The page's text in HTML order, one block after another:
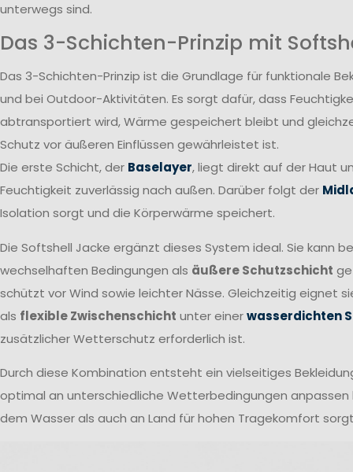
unterwegs sind.
Das 3-Schichten-Prinzip mit
Das 3-Schichten-Prinzip ist die Grundlage für funktionale
und bei Outdoor-Aktivitäten. Es sorgt dafür, dass
abtransportiert wird, Wärme gespeichert bleibt und
Schutz vor äußeren Einflüssen gewährleistet ist.
Die erste Schicht, der Baselayer, liegt direkt auf der Haut
Feuchtigkeit zuverlässig nach außen. Darüber folgt der
Isolation sorgt und die Körperwärme speichert.
Die Softshell Jacke ergänzt dieses System ideal. Sie kann
wechselhaften Bedingungen als äußere Schutzschicht
schützt vor Wind sowie leichter Nässe. Gleichzeitig eignet
als flexible Zwischenschicht unter einerwasserdichten
zusätzlicher Wetterschutz erforderlich ist.
Durch diese Kombination entsteht ein vielseitiges
optimal an unterschiedliche Wetterbedingungen anpassen
dem Wasser als auch an Land für hohen Tragekomfort